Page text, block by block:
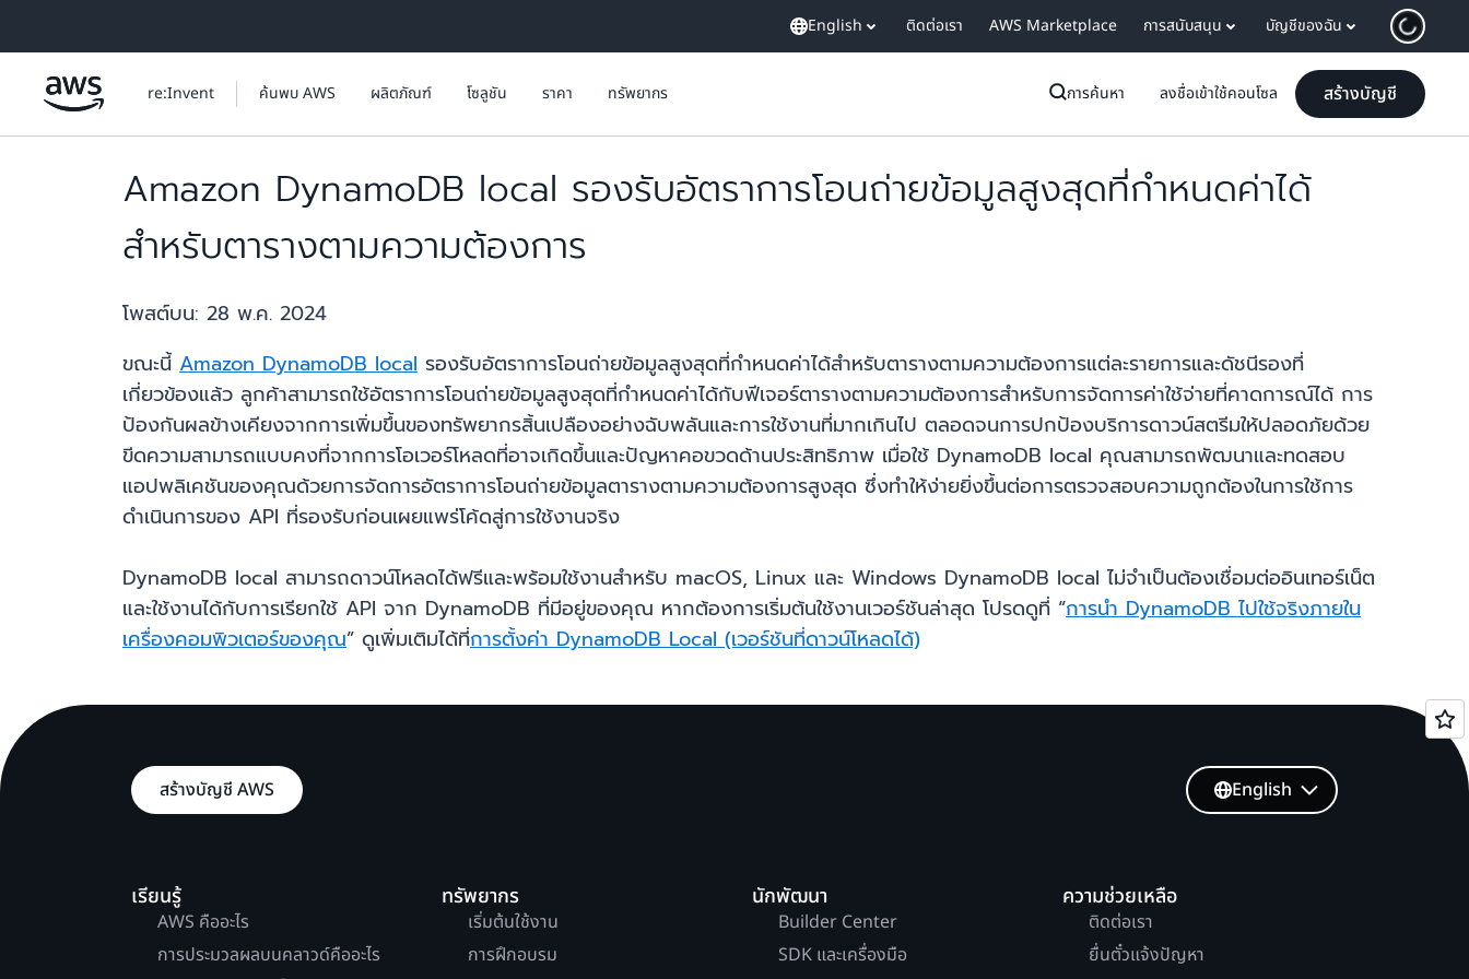
English ติดต่อเรา AWS Marketplace การสนับสนุน บัญชีของฉัน
re:Invent ค้นพบ AWS ผลิตภัณฑ์ โซลูชัน ราคา ทรัพยากร การค้นหา ลงชื่อเข้าใช้คอนโซล สร้างบัญชี
Amazon DynamoDB local รองรับอัตราการโอนถ่ายข้อมูลสูงสุดที่กำหนดค่าได้
สำหรับตารางตามความต้องการ
โพสต์บน: 28 พ.ค. 2024
ขณะนี้ Amazon DynamoDB local รองรับอัตราการโอนถ่ายข้อมูลสูงสุดที่กำหนดค่าได้สำหรับตารางตามความต้องการแต่ละรายการและดัชนีรองที่
เกี่ยวข้องแล้ว ลูกค้าสามารถใช้อัตราการโอนถ่ายข้อมูลสูงสุดที่กำหนดค่าได้กับฟีเจอร์ตารางตามความต้องการสำหรับการจัดการค่าใช้จ่ายที่คาดการณ์ได้ การ
ป้องกันผลข้างเคียงจากการเพิ่มขึ้นของทรัพยากรสิ้นเปลืองอย่างฉับพลันและการใช้งานที่มากเกินไป ตลอดจนการปกป้องบริการดาวน์สตรีมให้ปลอดภัยด้วย
ขีดความสามารถแบบคงที่จากการโอเวอร์โหลดที่อาจเกิดขึ้นและปัญหาคอขวดด้านประสิทธิภาพ เมื่อใช้ DynamoDB local คุณสามารถพัฒนาและทดสอบ
แอปพลิเคชันของคุณด้วยการจัดการอัตราการโอนถ่ายข้อมูลตารางตามความต้องการสูงสุด ซึ่งทำให้ง่ายยิ่งขึ้นต่อการตรวจสอบความถูกต้องในการใช้การ
ดำเนินการของ API ที่รองรับก่อนเผยแพร่โค้ดสู่การใช้งานจริง
DynamoDB local สามารถดาวน์โหลดได้ฟรีและพร้อมใช้งานสำหรับ macOS, Linux และ Windows DynamoDB local ไม่จำเป็นต้องเชื่อมต่ออินเทอร์เน็ต
และใช้งานได้กับการเรียกใช้ API จาก DynamoDB ที่มีอยู่ของคุณ หากต้องการเริ่มต้นใช้งานเวอร์ชันล่าสุด โปรดดูที่ “การนำ DynamoDB ไปใช้จริงภายใน
เครื่องคอมพิวเตอร์ของคุณ” ดูเพิ่มเติมได้ที่การตั้งค่า DynamoDB Local (เวอร์ชันที่ดาวน์โหลดได้)
สร้างบัญชี AWS
เรียนรู้
AWS คืออะไร
การประมวลผลบนคลาวด์คืออะไร
ทรัพยากร
เริ่มต้นใช้งาน
การฝึกอบรม
นักพัฒนา
Builder Center
SDK และเครื่องมือ
ความช่วยเหลือ
ติดต่อเรา
ยื่นตั๋วแจ้งปัญหา
English